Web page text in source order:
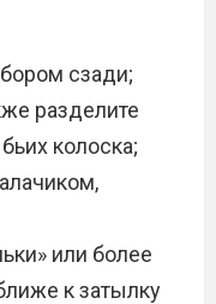
сзади;
разделите
колоска;
или более
к затылку